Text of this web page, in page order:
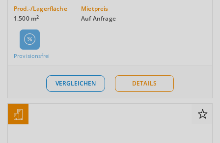
Prod.-/Lagerfläche
1.500 m2
Mietpreis
Auf Anfrage
Provisionsfrei
VERGLEICHEN DETAILS